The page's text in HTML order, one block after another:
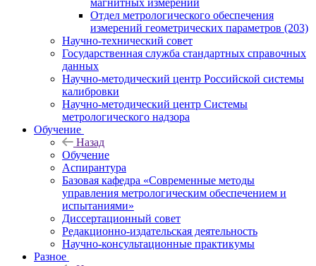
магнитных измерений
Отдел метрологического обеспечения
измерений геометрических параметров (203)
Научно-технический совет
Государственная служба стандартных справочных
данных
Научно-методический центр Российской системы
калибровки
Научно-методический центр Системы
метрологического надзора
Обучение
Назад
Обучение
Аспирантура
Базовая кафедра «Современные методы
управления метрологическим обеспечением и
испытаниями»
Диссертационный совет
Редакционно-издательская деятельность
Научно-консультационные практикумы
Разное